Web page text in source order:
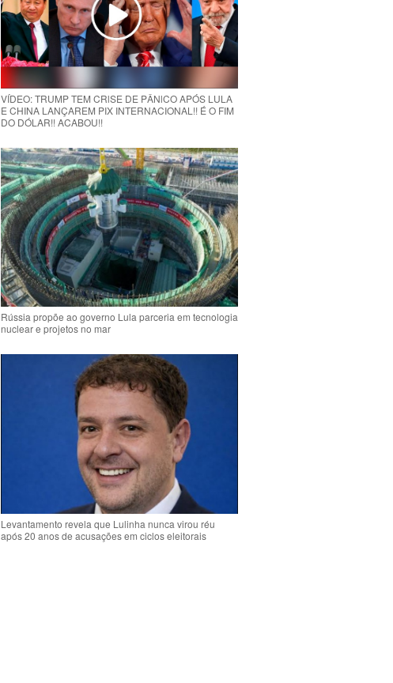
VÍDEO: TRUMP TEM CRlSE DE PÂNlCO APÓS LULA
E CHINA LANÇAREM PIX INTERNACIONAL!! É O FIM
DO DÓLAR!! ACABOU!!
Rússia propõe ao governo Lula parceria em tecnologia
nuclear e projetos no mar
Levantamento revela que Lulinha nunca virou réu
após 20 anos de acusações em ciclos eleitorais